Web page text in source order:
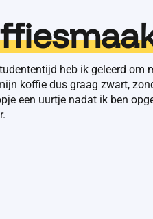
heb ik geleerd om
koffie dus graag zwart,
een uurtje nadat ik ben